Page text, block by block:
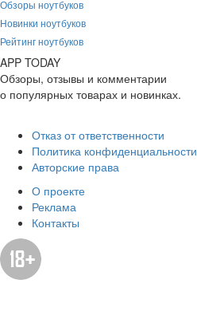
Обзоры ноутбуков
Новинки ноутбуков
Рейтинг ноутбуков
APP TODAY
Обзоры, отзывы и комментарии
о популярных товарах и новинках.
Отказ от ответственности
Политика конфиденциальности
Авторские права
О проекте
Реклама
Контакты